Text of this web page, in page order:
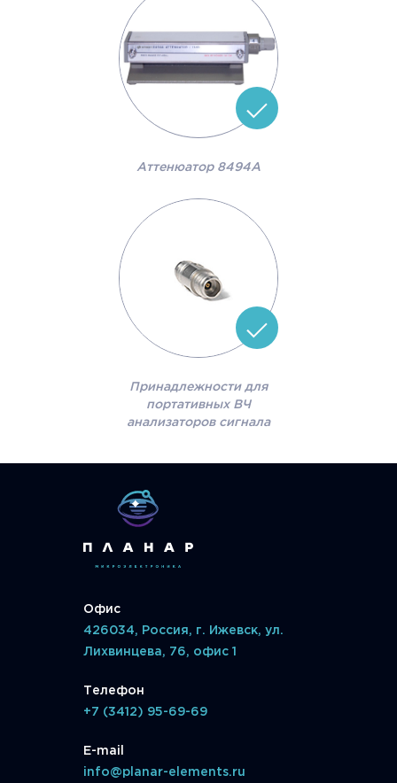
Аттенюатор 8494A
Принадлежности для
портативных ВЧ
анализаторов сигнала
Офис
426034, Россия, г. Ижевск, ул.
Лихвинцева, 76, офис 1
Телефон
+7 (3412) 95-69-69
E-mail
info@planar-elements.ru